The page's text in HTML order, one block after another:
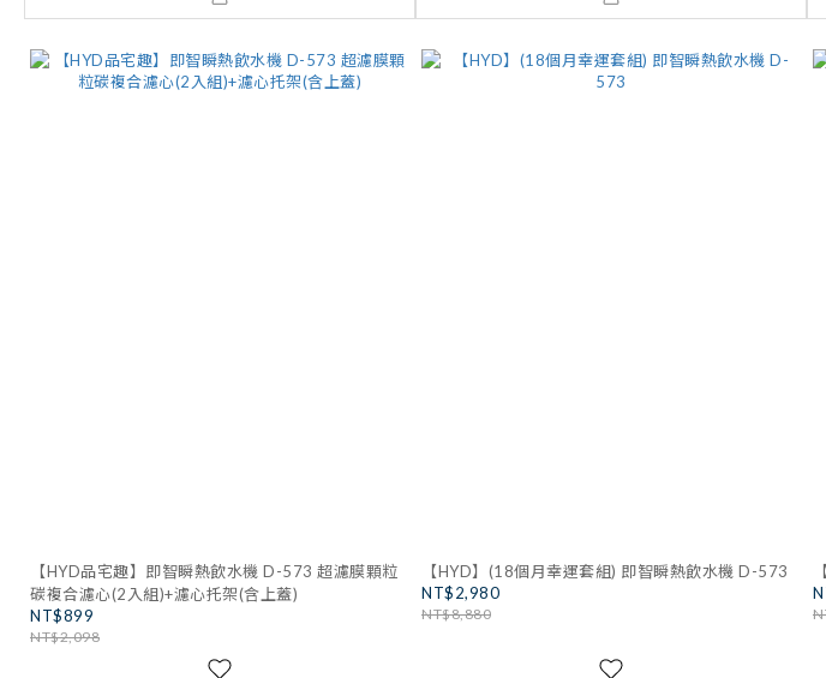
【HYD品宅趣】即智瞬熱飲水機 D-573 超濾膜顆粒
碳複合濾心(2入組)+濾心托架(含上蓋)
NT$899
NT$2,098
【HYD】(18個月幸運套組) 即智瞬熱飲水機 D-573
NT$2,980
NT$8,880